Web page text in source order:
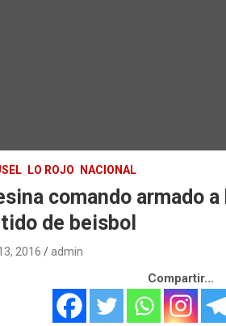
LO ROJO NACIONAL
comando armado
de beisbol
2016 admin
Compartir...